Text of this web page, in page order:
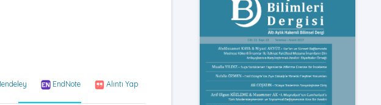
EndNote Alıntı Yap